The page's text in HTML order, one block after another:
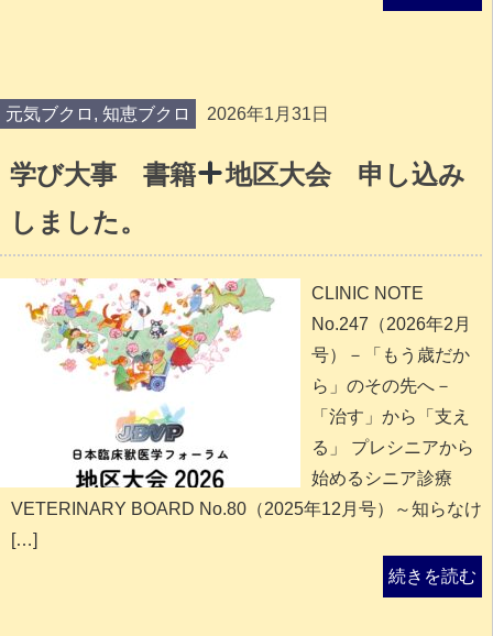
元気ブクロ , 知恵ブクロ 2026年1月31日
学び大事 書籍
地区大会 申し込み
しました。
CLINIC NOTE
No.247（2026年2月
号）－「もう歳だか
ら」のその先へ－
「治す」から「支え
る」 プレシニアから
始めるシニア診療
VETERINARY BOARD No.80（2025年12月号）～知らなけ
[…]
続きを読む